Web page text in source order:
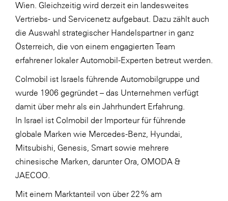
SeneCura
SERVICE&MORE
SKINUANCE®
Somfy
Sony DADC
SPIEGLTEC
STIHL Tirol
Trend Micro
TAG GmbH
VALETTA
Verband Druck Medien Österreich
Wien. Gleichzeitig wird derzeit ein landesweites
Vertriebs- und Servicenetz aufgebaut. Dazu zählt auch
die Auswahl strategischer Handelspartner in ganz
Österreich, die von einem engagierten Team
erfahrener lokaler Automobil-Experten betreut werden.
Colmobil ist Israels führende Automobilgruppe und
wurde 1906 gegründet – das Unternehmen verfügt
damit über mehr als ein Jahrhundert Erfahrung.
In Israel ist Colmobil der Importeur für führende
globale Marken wie Mercedes-Benz, Hyundai,
Mitsubishi, Genesis, Smart sowie mehrere
chinesische Marken, darunter Ora, OMODA &
JAECOO.
Mit einem Marktanteil von über 22 % am